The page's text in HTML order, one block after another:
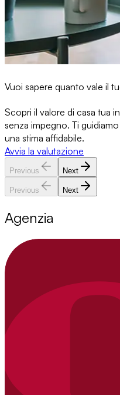
Vuoi sapere quanto vale il
Scopri il valore di casa tua
senza impegno. Ti
una stima affidabile.
Avvia la valutazione
Previous Next
Previous Next
Agenzia